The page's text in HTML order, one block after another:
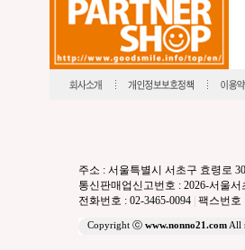
주소 : 서울특별시 서초구 효령로
통신판매업신고번호 : 2026-서울서
전화번호 : 02-3465-0094 팩스번호
Copyright ⓒ www.nonno21.comAll